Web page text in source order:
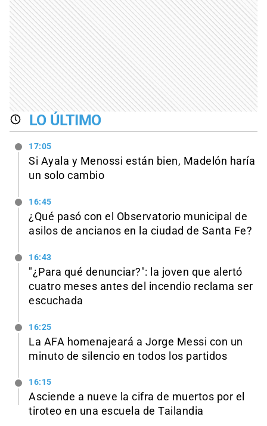
LO ÚLTIMO
17:05
Si Ayala y Menossi están bien, Madelón haría
un solo cambio
16:45
¿Qué pasó con el Observatorio municipal de
asilos de ancianos en la ciudad de Santa Fe?
16:43
"¿Para qué denunciar?": la joven que alertó
cuatro meses antes del incendio reclama ser
escuchada
16:25
La AFA homenajeará a Jorge Messi con un
minuto de silencio en todos los partidos
16:15
Asciende a nueve la cifra de muertos por el
tiroteo en una escuela de Tailandia